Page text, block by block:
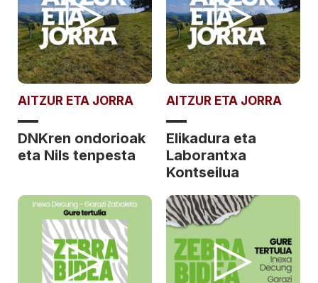
AITZUR ETA JORRA
DNKren ondorioak
eta Nils tenpesta
AITZUR ETA JORRA
Elikadura eta
Laborantxa
Kontseilua